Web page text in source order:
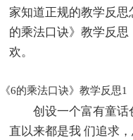
家知道正规的教学反
的乘法口诀》教学反
欢。
《6的乘法口诀》教学反思1
创设一个富有童
直以来都是我 们追求